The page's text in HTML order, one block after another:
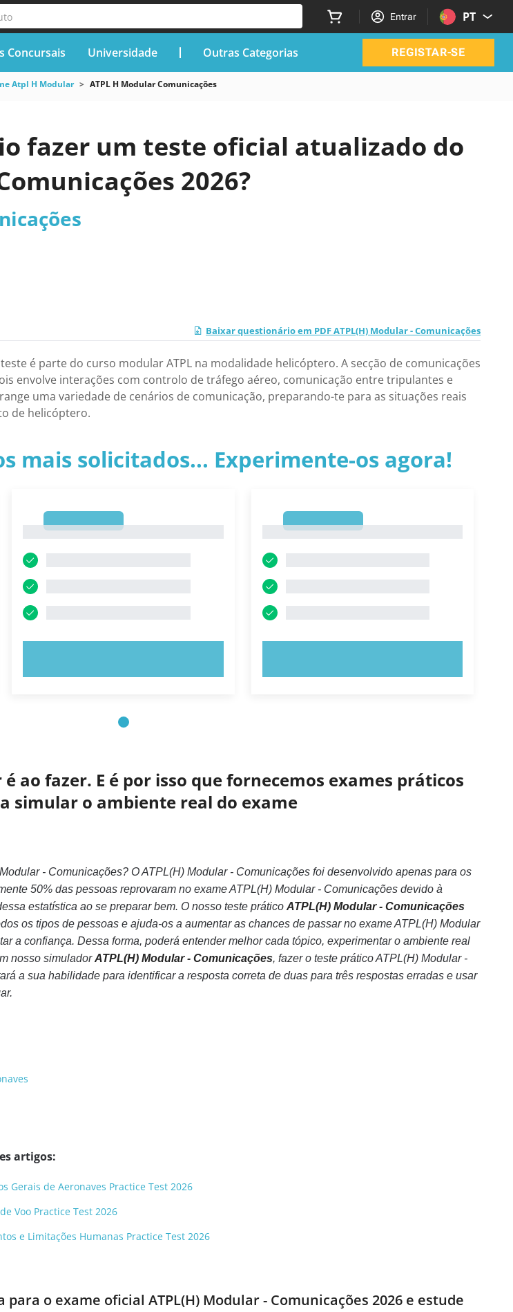
Entrar PT
Concursais Universidade Outras Categorias REGISTAR-SE
Atpl H Modular ATPL H Modular Comunicações
fazer um teste oficial atualizado do
2026?
Baixar questionário em PDF ATPL(H) Modular - Comunicações
é parte do curso modular ATPL na modalidade helicóptero. A secção de comunicações
envolve interações com controlo de tráfego aéreo, comunicação entre tripulantes e
uma variedade de cenários de comunicação, preparando-te para as situações reais
de helicóptero.
mais solicitados... Experimente-os agora!
ao fazer. E é por isso que fornecemos exames práticos
simular o ambiente real do exame
- Comunicações? O ATPL(H) Modular - Comunicações foi desenvolvido apenas para os
50% das pessoas reprovaram no exame ATPL(H) Modular - Comunicações devido à
estatística ao se preparar bem. O nosso teste prático ATPL(H) Modular - Comunicações
os tipos de pessoas e ajuda-os a aumentar as chances de passar no exame ATPL(H) Modular
a confiança. Dessa forma, poderá entender melhor cada tópico, experimentar o ambiente real
nosso simuladorATPL(H) Modular - Comunicações, fazer o teste prático ATPL(H) Modular -
a sua habilidade para identificar a resposta correta de duas para três respostas erradas e usar
artigos:
Gerais de Aeronaves Practice Test 2026
Voo Practice Test 2026
e Limitações Humanas Practice Test 2026
o exame oficial ATPL(H) Modular - Comunicações 2026 e estude